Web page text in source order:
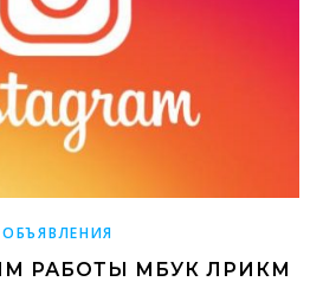
ОБЪЯВЛЕНИЯ
РАБОТЫ МБУК ЛРИКМ